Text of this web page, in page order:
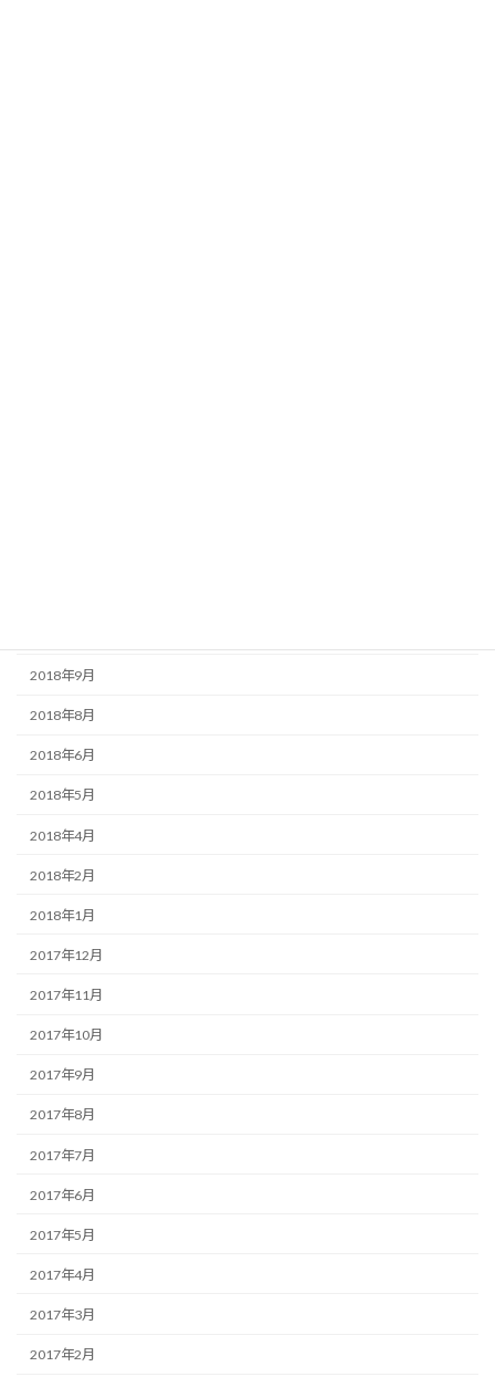
2018年9月
2018年8月
2018年6月
2018年5月
2018年4月
2018年2月
2018年1月
2017年12月
2017年11月
2017年10月
2017年9月
2017年8月
2017年7月
2017年6月
2017年5月
2017年4月
2017年3月
2017年2月